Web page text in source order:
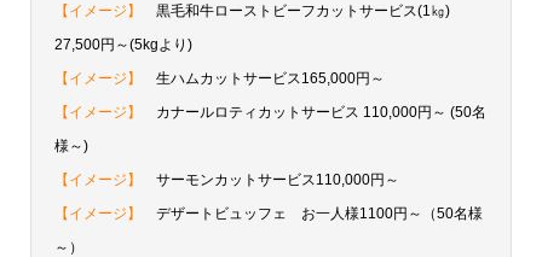
【イメージ】
黒毛和牛ローストビーフカットサービス(1㎏)
27,500円～(5kgより)
【イメージ】
生ハムカットサービス165,000円～
【イメージ】
カナールロティカットサービス 110,000円～ (50名
様～)
【イメージ】
サーモンカットサービス110,000円～
【イメージ】
デザートビュッフェ お一人様1100円～（50名様
～）